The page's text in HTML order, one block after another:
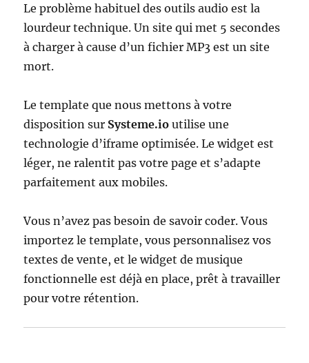
Le problème habituel des outils audio est la
lourdeur technique. Un site qui met 5 secondes
à charger à cause d’un fichier MP3 est un site
mort.
Le template que nous mettons à votre
disposition sur Systeme.io utilise une
technologie d’iframe optimisée. Le widget est
léger, ne ralentit pas votre page et s’adapte
parfaitement aux mobiles.
Vous n’avez pas besoin de savoir coder. Vous
importez le template, vous personnalisez vos
textes de vente, et le widget de musique
fonctionnelle est déjà en place, prêt à travailler
pour votre rétention.